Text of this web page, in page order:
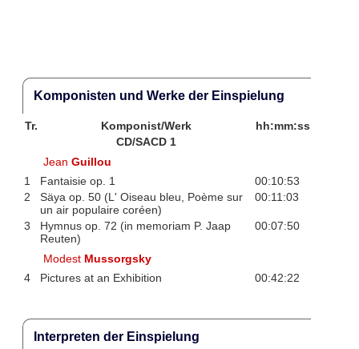
Komponisten und Werke der Einspielung
Tr. Komponist/Werk
hh:mm:ss
CD/SACD 1
JeanGuillou
1
Fantaisie op. 1
00:10:53
2
Säya op. 50 (L' Oiseau bleu, Poème sur
un air populaire coréen)
00:11:03
3
Hymnus op. 72 (in memoriam P. Jaap
Reuten)
00:07:50
Modest Mussorgsky
4
Pictures at an Exhibition 00:42:22
Interpreten der Einspielung